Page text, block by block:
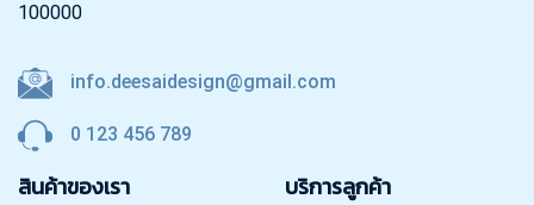
100000
info.deesaidesign@gmail.com
0 123 456 789
สินค้าของเรา บริการลูกค้า